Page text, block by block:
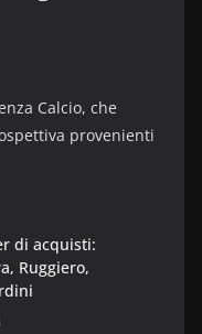
Calcio, che
provenienti
di acquisti:
Ruggiero,